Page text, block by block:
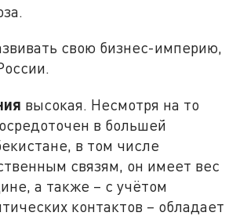
свою бизнес-империю,
высокая. Несмотря на то
в большей
в том числе
связям, он имеет вес
а также – с учётом
контактов – обладает